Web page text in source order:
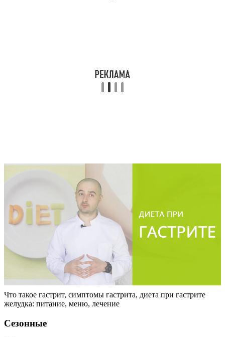
Что такое гастрит, симптомы гастрита, диета при гастрите
желудка: питание, меню, лечение
Сезонные